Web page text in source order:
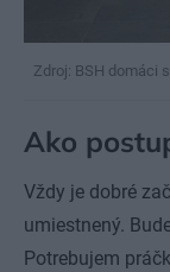
Zdroj: BSH domáci
Ako
Vždy je dobré
umiestnený.
Potrebujem